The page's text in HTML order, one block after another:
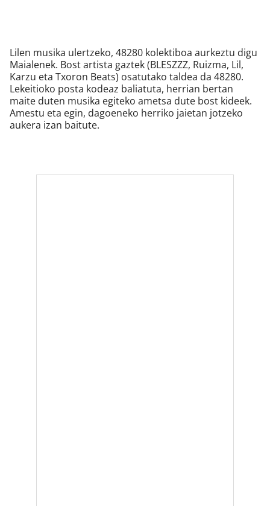
Lilen musika ulertzeko, 48280 kolektiboa aurkeztu digu
Maialenek. Bost artista gaztek (BLESZZZ, Ruizma, Lil,
Karzu eta Txoron Beats) osatutako taldea da 48280.
Lekeitioko posta kodeaz baliatuta, herrian bertan
maite duten musika egiteko ametsa dute bost kideek.
Amestu eta egin, dagoeneko herriko jaietan jotzeko
aukera izan baitute.